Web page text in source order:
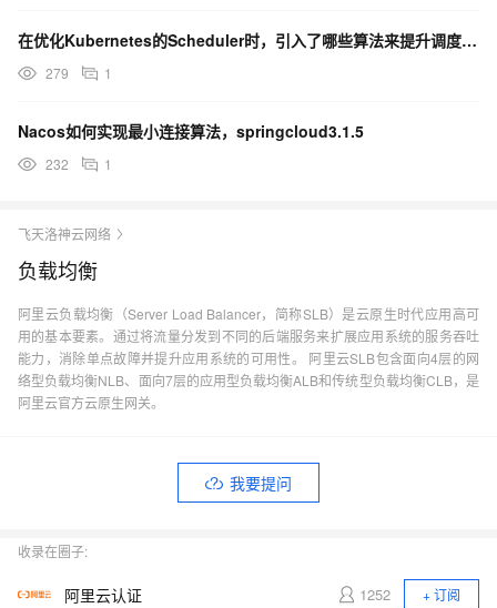
在优化Kubernetes的Scheduler时，引入了哪些算法来提升调度性能？
279 1
Nacos如何实现最小连接算法，springcloud3.1.5
232 1
飞天洛神云网络
负载均衡
阿里云负载均衡（Server Load Balancer，简称SLB）是云原生时代应用高可
用的基本要素。通过将流量分发到不同的后端服务来扩展应用系统的服务吞吐
能力，消除单点故障并提升应用系统的可用性。 阿里云SLB包含面向4层的网
络型负载均衡NLB、面向7层的应用型负载均衡ALB和传统型负载均衡CLB，是
阿里云官方云原生网关。
我要提问
收录在圈子:
阿里云认证 1252
+ 订阅